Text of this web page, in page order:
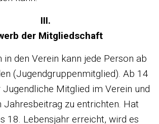
III.
der Mitgliedschaft
den Verein kann jede Person ab
(Jugendgruppenmitglied). Ab 14
Mitglied im Verein und
Jahresbeitrag zu entrichten. Hat
18. Lebensjahr erreicht, wird es